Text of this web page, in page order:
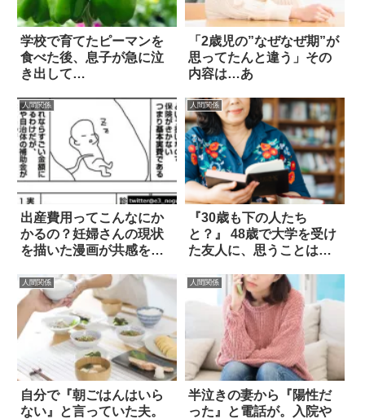
学校で育てたピーマンを
食べた後、息子が急に泣
き出して…
「2歳児の”なぜなぜ期”が
思ってたんと違う」その
内容は…あ
人間関係
出産費用ってこんなにか
かるの？妊婦さんの現状
を描いた漫画が共感を呼
人間関係
『30歳も下の人たち
と？』 48歳で大学を受け
た友人に、思うことは…
人間関係
自分で『朝ごはんはいら
ない』と言っていた夫。
人間関係
半泣きの妻から『陽性だ
った』と電話が。入院や